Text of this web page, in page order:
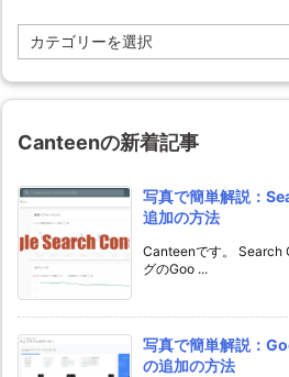
テ
リ
Canteenの新着記事
写真で簡単解説：
追加の方法
Canteenです。 Search
グのGoo ...
写真で簡単解説：
の追加の方法